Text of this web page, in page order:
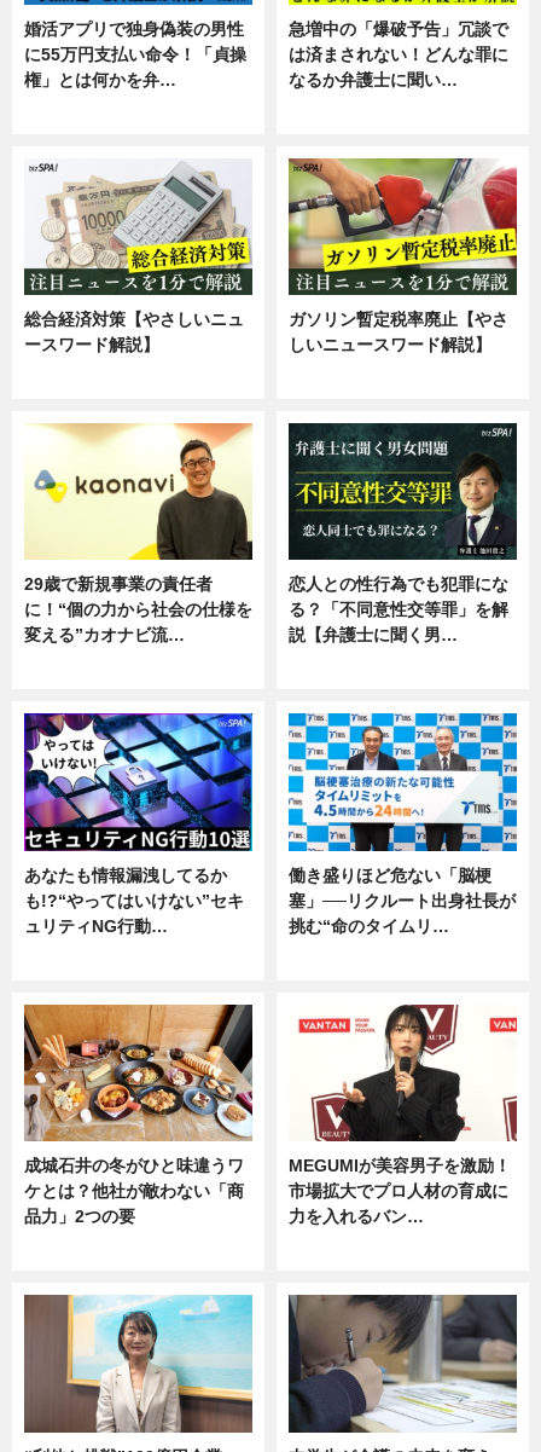
婚活アプリで独身偽装の男性
に55万円支払い命令！「貞操
権」とは何かを弁…
急増中の「爆破予告」冗談で
は済まされない！どんな罪に
なるか弁護士に聞い…
総合経済対策【やさしいニュ
ースワード解説】
ガソリン暫定税率廃止【やさ
しいニュースワード解説】
29歳で新規事業の責任者
に！“個の力から社会の仕様を
変える”カオナビ流…
恋人との性行為でも犯罪にな
る？「不同意性交等罪」を解
説【弁護士に聞く男…
あなたも情報漏洩してるか
も!?“やってはいけない”セキ
ュリティNG行動…
働き盛りほど危ない「脳梗
塞」──リクルート出身社長が
挑む“命のタイムリ…
成城石井の冬がひと味違うワ
ケとは？他社が敵わない「商
品力」2つの要
MEGUMIが美容男子を激励！
市場拡大でプロ人材の育成に
力を入れるバン…